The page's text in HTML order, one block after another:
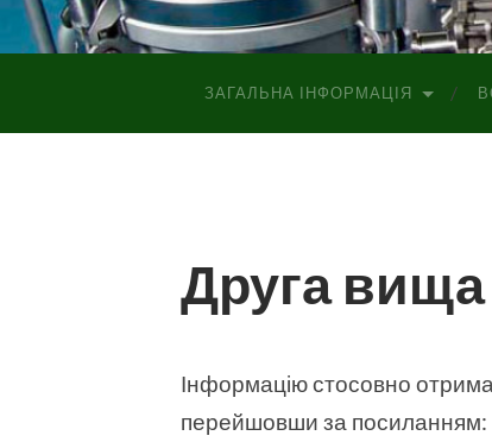
ЗАГАЛЬНА ІНФОРМАЦІЯ
Друга вища
Інформацію стосовно
перейшовши за посиланням: